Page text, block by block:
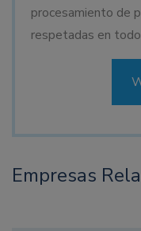
procesamiento de
respetadas en
Empresas